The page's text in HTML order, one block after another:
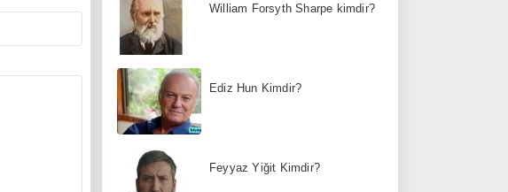
William Forsyth Sharpe kimdir?
Ediz Hun Kimdir?
Feyyaz Yiğit Kimdir?